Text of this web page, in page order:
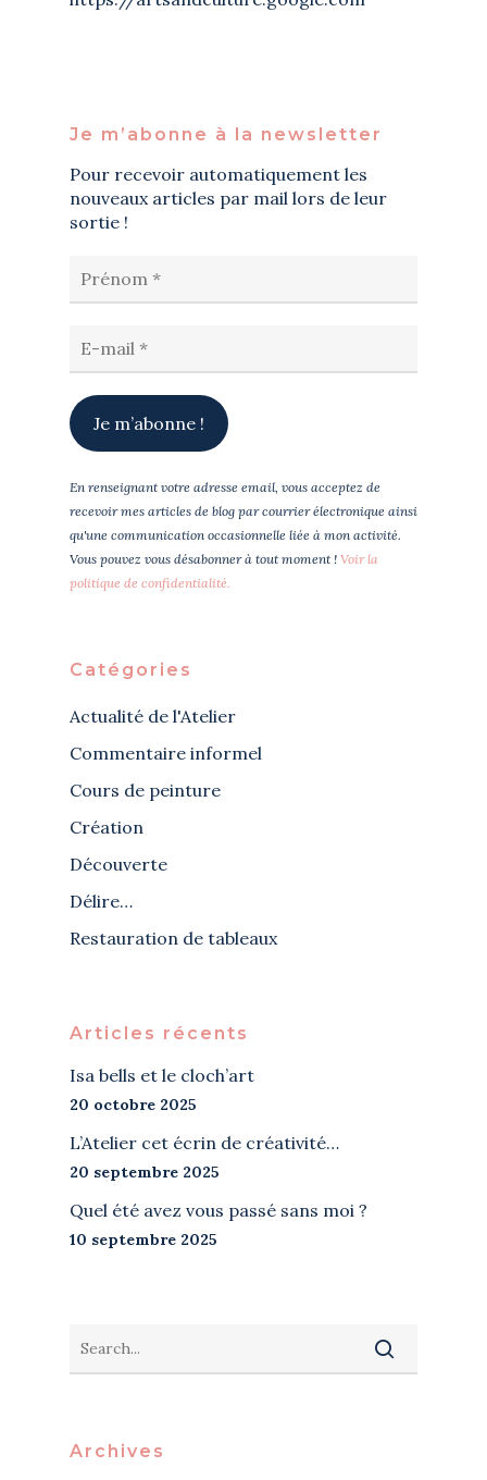
Je m’abonne à la newsletter
Pour recevoir automatiquement les
nouveaux articles par mail lors de leur
sortie !
En renseignant votre adresse email, vous acceptez de
recevoir mes articles de blog par courrier électronique ainsi
qu'une communication occasionnelle liée à mon activité.
Vous pouvez vous désabonner à tout moment ! Voir la
politique de confidentialité.
Catégories
Actualité de l'Atelier
Commentaire informel
Cours de peinture
Création
Découverte
Délire…
Restauration de tableaux
Articles récents
Isa bells et le cloch’art
20 octobre 2025
L’Atelier cet écrin de créativité…
20 septembre 2025
Quel été avez vous passé sans moi ?
10 septembre 2025
Archives